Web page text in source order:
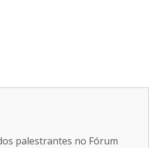
palestrantes no Fórum